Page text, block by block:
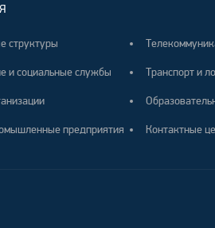
структуры
и социальные службы
предприятия
Транспорт и
Контактные